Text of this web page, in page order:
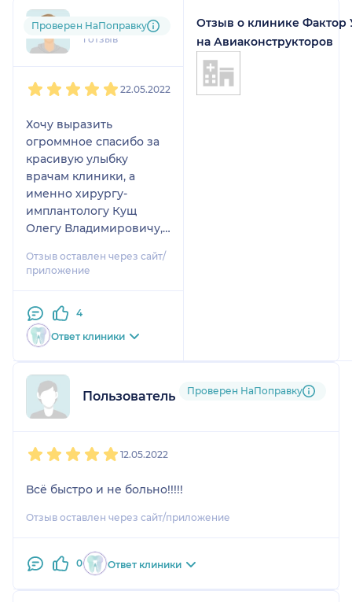
+7xxxxxxx39
1 отзыв
Проверен НаПоправку
22.05.2022
Хочу выразить
огроммное спасибо за
красивую улыбку
врачам клиники, а
именно хирургу-
имплантологу Кущ
Олегу Владимировичу,
Ани Зориковне. А также
спасибо куратору
Отзыв оставлен через сайт/
приложение
4
Ответ клиники
Отзыв о клинике Фактор
на Авиаконструкторов
Пользователь НаПоправку
Проверен НаПоправку
12.05.2022
Всё быстро и не больно!!!!!
Отзыв оставлен через сайт/приложение
0 Ответ клиники